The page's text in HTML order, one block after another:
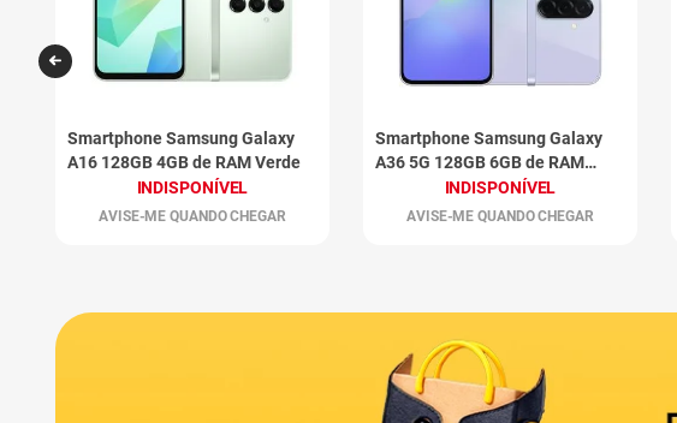
Smartphone Samsung Galaxy
A16 128GB 4GB de RAM Verde
INDISPONÍVEL
AVISE-ME QUANDO CHEGAR
Smartphone Samsung Galaxy
A36 5G 128GB 6GB de RAM
INDISPONÍVEL
AVISE-ME QUANDO CHEGAR